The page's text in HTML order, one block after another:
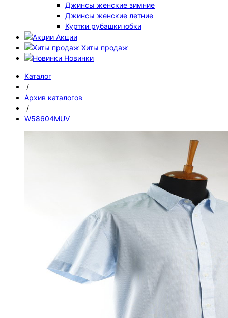
Джинсы женские зимние
Джинсы женские летние
Куртки рубашки юбки
Акции
Хиты продаж
Новинки
Каталог
/
Архив каталогов
/
W58604MUV